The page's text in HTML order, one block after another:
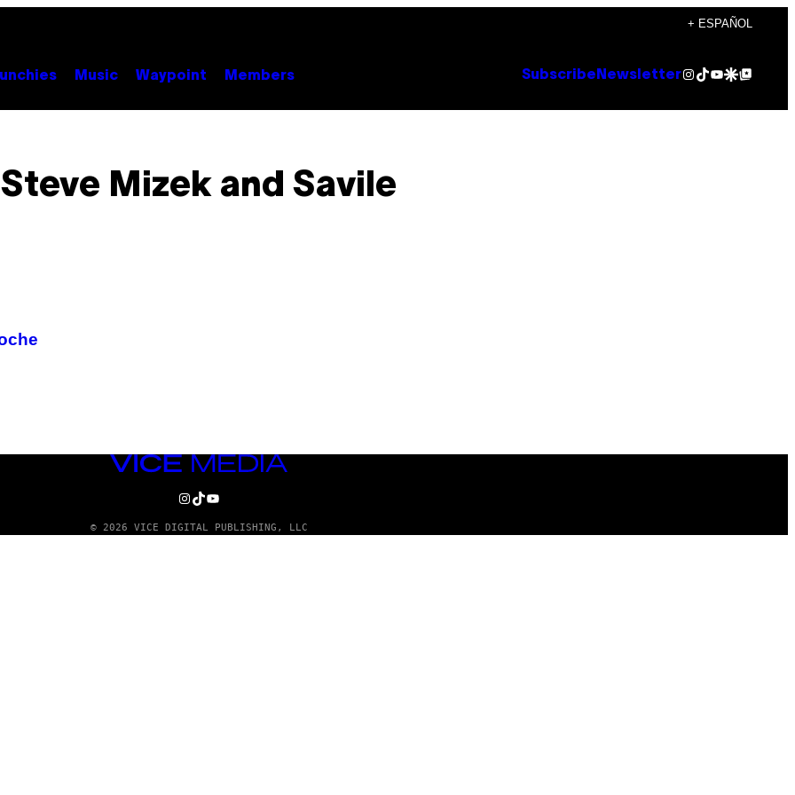
+ ESPAÑOL
Music Waypoint Members Subscribe NewsletterInstagram
TikTok
YouTube
Google Discover
Google Top Posts
Steve Mizek and Savile
VICE
INSTAGRAM
TIKTOK
YOUTUBE
© 2026 VICE DIGITAL PUBLISHING, LLC